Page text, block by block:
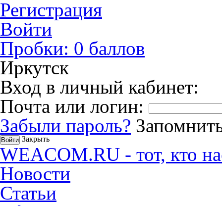
Регистрация
Войти
Пробки: 0 баллов
Иркутск
Вход в личный кабинет:
Почта или логин:
Забыли пароль?
Закрыть
WEACOM.RU - тот, кто
Новости
Статьи